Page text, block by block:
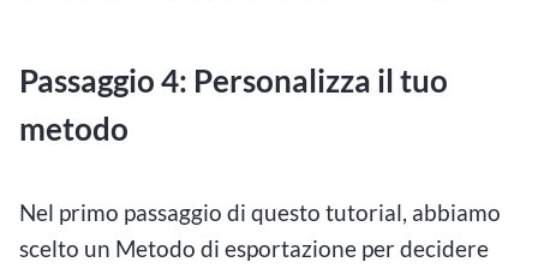
Passaggio 4: Personalizza il tuo
metodo
Nel primo passaggio di questo tutorial, abbiamo
scelto un Metodo di esportazione per decidere